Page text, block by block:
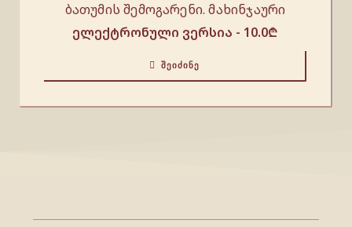
ბათუმის შემოგარენი. მახინჯაური
ელექტრონული ვერსია - 10.0₾
ᲨᲔᲘᲫᲘᲜᲔ